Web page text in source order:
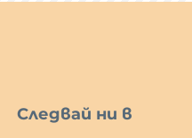
Следвай ни в